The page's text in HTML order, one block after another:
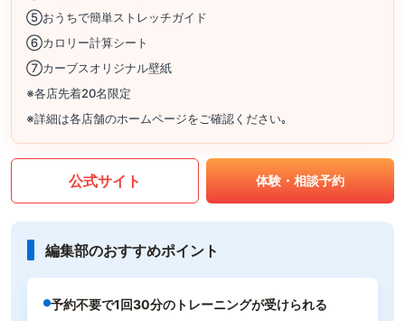
⑤おうちで簡単ストレッチガイド
⑥カロリー計算シート
⑦カーブスオリジナル壁紙
※各店先着20名限定
※詳細は各店舗のホームページをご確認ください｡
公式サイト 体験・相談予約
編集部のおすすめポイント
予約不要で1回30分のトレーニングが受けられる